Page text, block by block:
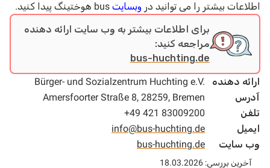
اطلاعات بیشتر را می توانید در وبسایت
برای اطلاعات بیشتر به وب سایت ارائه دهنده
مراجعه کنید:
bus-huchting.de
ارائه دهنده
Bürger- und Sozialzentrum Huchting e.V.
آدرس
Amersfoorter Straße 8, 28259, Bremen
تلفن
+49 421 83009200
ایمیل
info@bus-huchting.de
وب سایت
bus-huchting.de
آخرین بررسی: 18.03.2026